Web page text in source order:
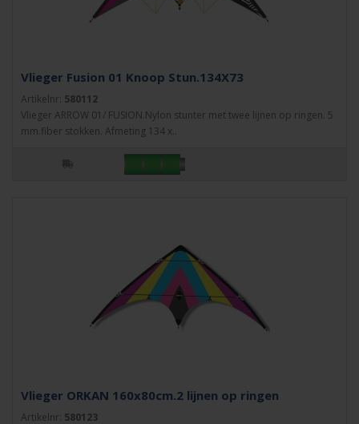
Vlieger Fusion 01 Knoop Stun.134X73
Artikelnr: 580112
Vlieger ARROW 01/ FUSION.Nylon stunter met twee lijnen op ringen. 5
mm.fiber stokken. Afmeting 134 x..
Vlieger ORKAN 160x80cm.2 lijnen op ringen
Artikelnr: 580123